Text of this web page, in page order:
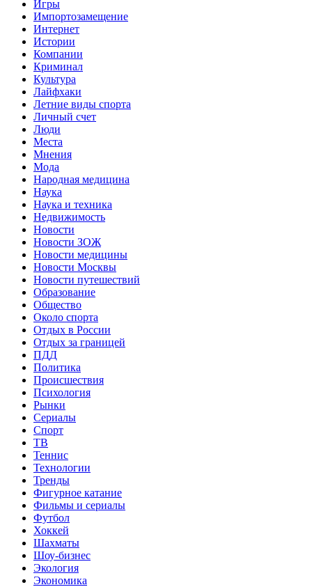
Игры
Импортозамещение
Интернет
Истории
Компании
Криминал
Культура
Лайфхаки
Летние виды спорта
Личный счет
Люди
Места
Мнения
Мода
Народная медицина
Наука
Наука и техника
Недвижимость
Новости
Новости ЗОЖ
Новости медицины
Новости Москвы
Новости путешествий
Образование
Общество
Около спорта
Отдых в России
Отдых за границей
ПДД
Политика
Происшествия
Психология
Рынки
Сериалы
Спорт
ТВ
Теннис
Технологии
Тренды
Фигурное катание
Фильмы и сериалы
Футбол
Хоккей
Шахматы
Шоу-бизнес
Экология
Экономика